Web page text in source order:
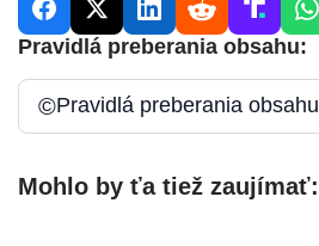
Pravidlá preberania obsahu:
©Pravidlá preberania obsahu
Mohlo by ťa tiež zaujímať: